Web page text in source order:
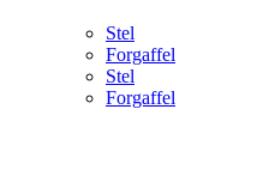
Stel
Forgaffel
Stel
Forgaffel